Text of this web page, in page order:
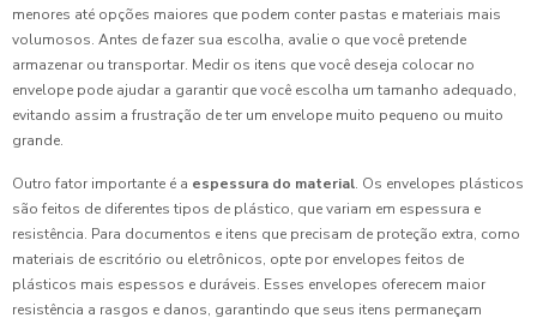
menores até opções maiores que podem conter pastas e materiais mais
volumosos. Antes de fazer sua escolha, avalie o que você pretende
armazenar ou transportar. Medir os itens que você deseja colocar no
envelope pode ajudar a garantir que você escolha um tamanho adequado,
evitando assim a frustração de ter um envelope muito pequeno ou muito
grande.
Outro fator importante é a espessura do material. Os envelopes plásticos
são feitos de diferentes tipos de plástico, que variam em espessura e
resistência. Para documentos e itens que precisam de proteção extra, como
materiais de escritório ou eletrônicos, opte por envelopes feitos de
plásticos mais espessos e duráveis. Esses envelopes oferecem maior
resistência a rasgos e danos, garantindo que seus itens permaneçam